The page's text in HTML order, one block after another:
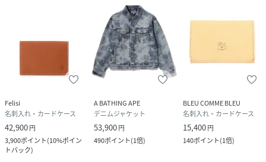
Felisi
名刺入れ・カードケース
42,900円
3,900ポイント(10%ポイン
トバック)
A BATHING APE
デニムジャケット
53,900円
490ポイント(1倍)
BLEU COMME BLEU
名刺入れ・カードケース
15,400円
140ポイント(1倍)